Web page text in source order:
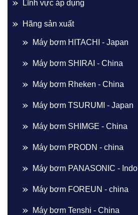
Lĩnh vực áp dụng
Hãng sản xuất
Máy bơm HITACHI - Japan
Máy bơm SHIRAI - China
Máy bơm Rheken - China
Máy bơm TSURUMI - Japan
Máy bơm SHIMGE - China
Máy bơm PRODN - china
Máy bơm PANASONIC - Indo
Máy bơm FOREUN - china
Máy bơm Tenshi - China